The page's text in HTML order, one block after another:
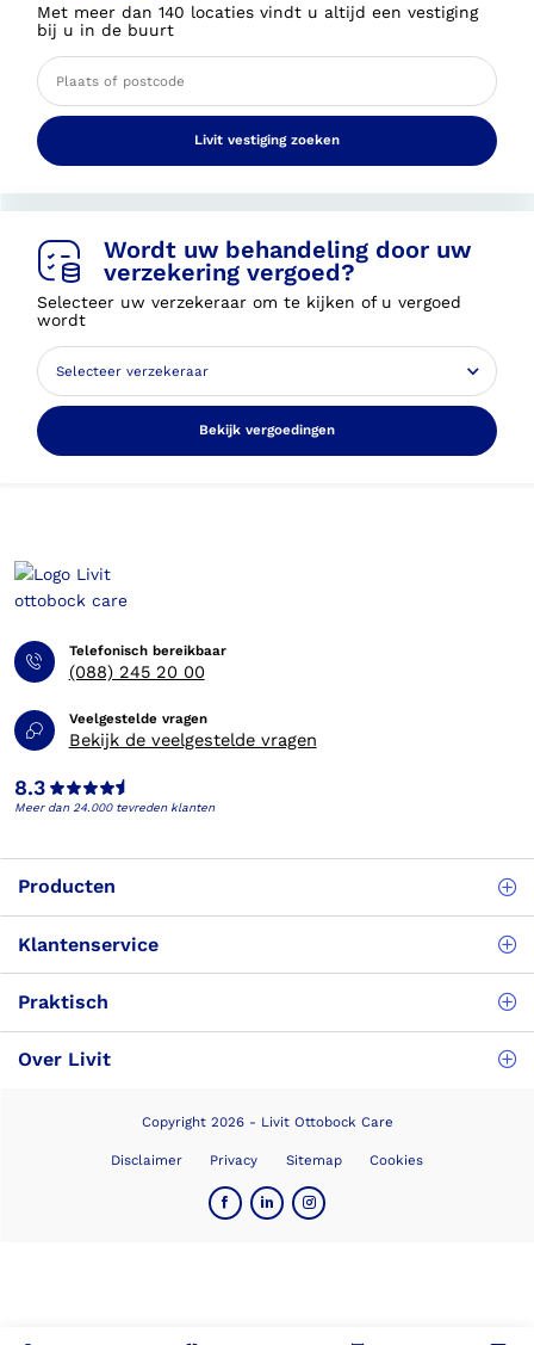
Met meer dan 140 locaties vindt u altijd een vestiging
bij u in de buurt
Livit vestiging zoeken
Wordt uw behandeling door uw
verzekering vergoed?
Selecteer uw verzekeraar om te kijken of u vergoed
wordt
Bekijk vergoedingen
Telefonisch bereikbaar
(088) 245 20 00
Veelgestelde vragen
Bekijk de veelgestelde vragen
8.3
Meer dan 24.000 tevreden klanten
Producten
Klantenservice
Praktisch
Over Livit
Copyright 2026 - Livit Ottobock Care
Disclaimer Privacy Sitemap Cookies